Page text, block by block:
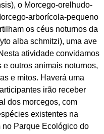
o Morcego-orelhudo-
arborícola-pequeno
os céus noturnos da
alba schmitzi), uma ave
atividade convidamos
outros animais noturnos,
e mitos. Haverá uma
irão receber
dos morcegos, com
existentes na
Parque Ecológico do